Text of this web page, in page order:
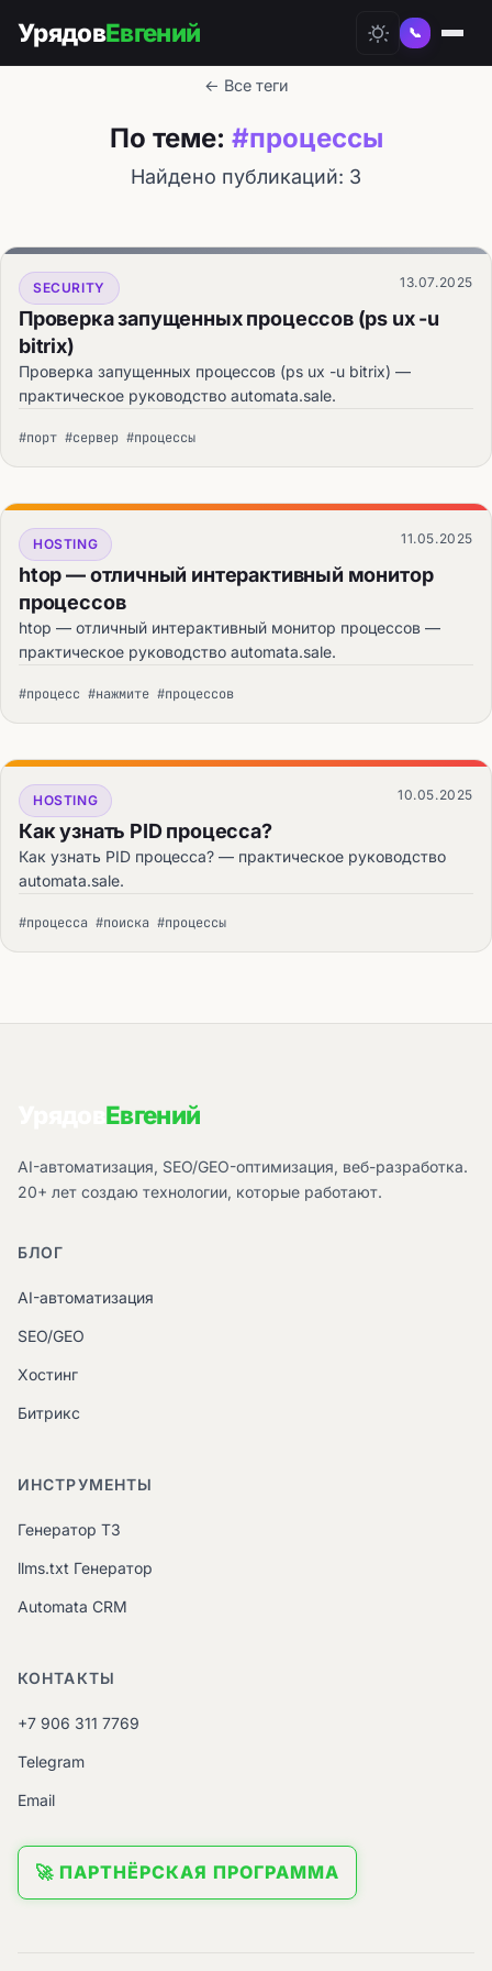
УрядовЕвгений 📞
← Все теги
По теме: #процессы
Найдено публикаций: 3
SECURITY 13.07.2025
Проверка запущенных процессов (ps ux -u
bitrix)
Проверка запущенных процессов (ps ux -u bitrix) —
практическое руководство automata.sale.
#порт #сервер #процессы
HOSTING 11.05.2025
htop — отличный интерактивный монитор
процессов
htop — отличный интерактивный монитор процессов —
практическое руководство automata.sale.
#процесс #нажмите #процессов
HOSTING 10.05.2025
Как узнать PID процесса?
Как узнать PID процесса? — практическое руководство
automata.sale.
#процесса #поиска #процессы
Евгений
AI-автоматизация, SEO/GEO-оптимизация, веб-разработка.
20+ лет создаю технологии, которые работают.
БЛОГ
AI-автоматизация
SEO/GEO
Хостинг
Битрикс
ИНСТРУМЕНТЫ
Генератор ТЗ
llms.txt Генератор
Automata CRM
КОНТАКТЫ
+7 906 311 7769
Telegram
Email
🚀 ПАРТНЁРСКАЯ ПРОГРАММА